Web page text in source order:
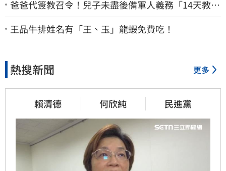
爸爸代簽教召令！兒子未盡後備軍人義務「14天教召
不去」換3個月刑期
王品牛排姓名有「王、玉」龍蝦免費吃！
熱搜新聞 更多
賴清德 何欣純 民進黨